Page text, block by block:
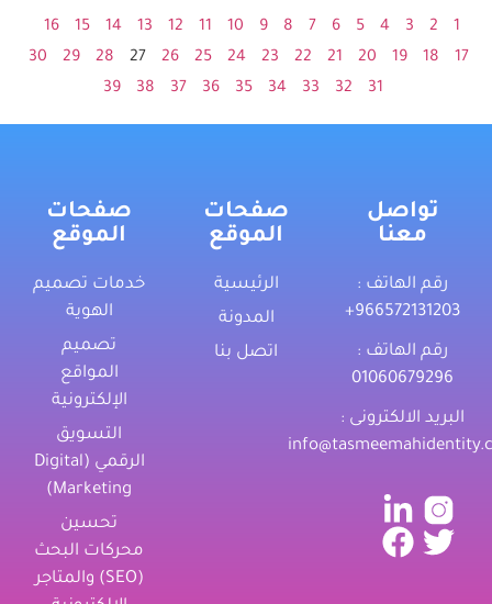
1
2
3
4
5
6
7
8
9
10
11
12
13
14
15
16
17
18
19
20
21
22
23
24
25
26
27
28
29
30
31
32
33
34
35
36
37
38
39
تواصل
معنا
رقم الهاتف :
‎+966572131203
رقم الهاتف :
01060679296
البريد الالكترونى :
صفحات
الموقع
الرئيسية
المدونة
اتصل بنا
صفحات
الموقع
خدمات تصميم
الهوية
تصميم
المواقع
الإلكترونية
التسويق
الرقمي (Digital
Marketing)
تحسين
محركات البحث
(SEO) والمتاجر